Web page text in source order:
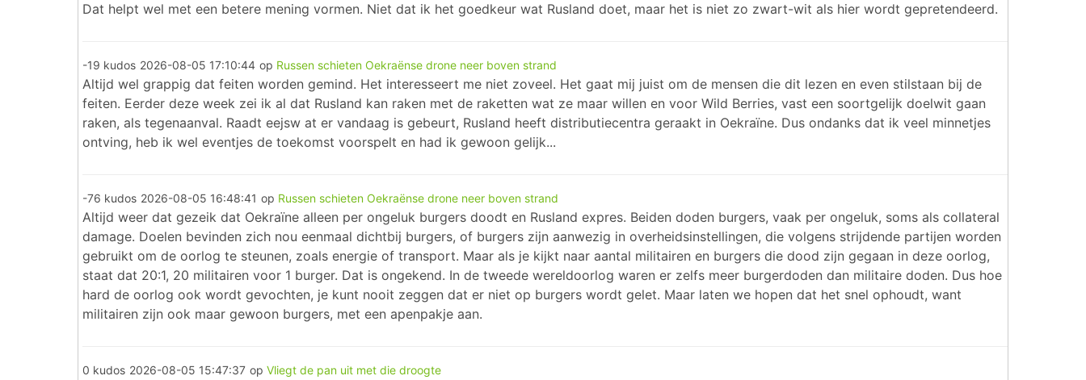
Dat helpt wel met een betere mening vormen. Niet dat ik het goedkeur wat Rusland doet, maar het is niet zo zwart-wit als hier wordt gepretendeerd.
-19 kudos 2026-08-05 17:10:44 op Russen schieten Oekraënse drone neer boven strand
Altijd wel grappig dat feiten worden gemind. Het interesseert me niet zoveel. Het gaat mij juist om de mensen die dit lezen en even stilstaan bij de
feiten. Eerder deze week zei ik al dat Rusland kan raken met de raketten wat ze maar willen en voor Wild Berries, vast een soortgelijk doelwit gaan
raken, als tegenaanval. Raadt eejsw at er vandaag is gebeurt, Rusland heeft distributiecentra geraakt in Oekraïne. Dus ondanks dat ik veel minnetjes
ontving, heb ik wel eventjes de toekomst voorspelt en had ik gewoon gelijk...
-76 kudos 2026-08-05 16:48:41 op Russen schieten Oekraënse drone neer boven strand
Altijd weer dat gezeik dat Oekraïne alleen per ongeluk burgers doodt en Rusland expres. Beiden doden burgers, vaak per ongeluk, soms als collateral
damage. Doelen bevinden zich nou eenmaal dichtbij burgers, of burgers zijn aanwezig in overheidsinstellingen, die volgens strijdende partijen worden
gebruikt om de oorlog te steunen, zoals energie of transport. Maar als je kijkt naar aantal militairen en burgers die dood zijn gegaan in deze oorlog,
staat dat 20:1, 20 militairen voor 1 burger. Dat is ongekend. In de tweede wereldoorlog waren er zelfs meer burgerdoden dan militaire doden. Dus hoe
hard de oorlog ook wordt gevochten, je kunt nooit zeggen dat er niet op burgers wordt gelet. Maar laten we hopen dat het snel ophoudt, want
militairen zijn ook maar gewoon burgers, met een apenpakje aan.
0 kudos 2026-08-05 15:47:37 op Vliegt de pan uit met die droogte